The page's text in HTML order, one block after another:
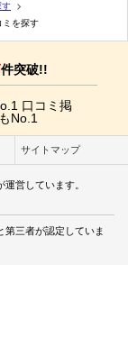
す
ミを探す
件突破!!
サイトマップ
営しています。
第三者が認定していま